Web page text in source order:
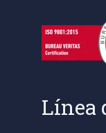
Línea